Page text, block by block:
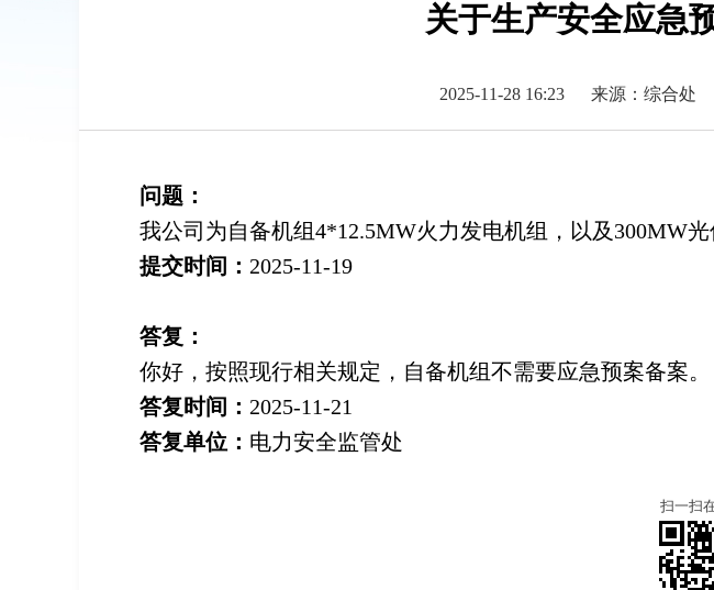
关于生产安全应急
2025-11-28 16:23 来源：综合处
问题：
我公司为自备机组4*12.5MW火力发电机组，以及300MW
提交时间： 2025-11-19
答复：
你好，按照现行相关规定，自备机组不需要应急预案备案。
答复时间： 2025-11-21
答复单位： 电力安全监管处
扫一扫